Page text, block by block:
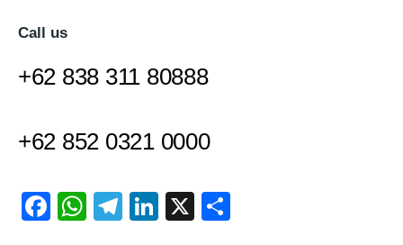
Call us
+62 838 311 80888
+62 852 0321 0000
F
W T
Li
X